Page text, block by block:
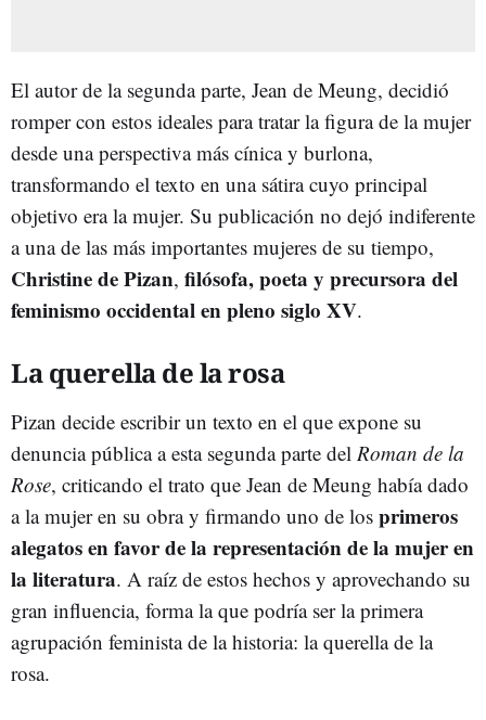
El autor de la segunda parte, Jean de Meung, decidió
romper con estos ideales para tratar la figura de la mujer
desde una perspectiva más cínica y burlona,
transformando el texto en una sátira cuyo principal
objetivo era la mujer. Su publicación no dejó indiferente
a una de las más importantes mujeres de su tiempo,
Christine de Pizan, filósofa, poeta y precursora del
feminismo occidental en pleno siglo XV.
La querella de la rosa
Pizan decide escribir un texto en el que expone su
denuncia pública a esta segunda parte del Roman de la
Rose, criticando el trato que Jean de Meung había dado
a la mujer en su obra y firmando uno de los primeros
alegatos en favor de la representación de la mujer en
la literatura. A raíz de estos hechos y aprovechando su
gran influencia, forma la que podría ser la primera
agrupación feminista de la historia: la querella de la
rosa.